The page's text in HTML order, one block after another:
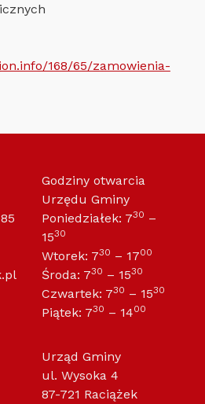
168/65/zamowienia-
Godziny otwarcia
Urzędu Gminy
Poniedziałek: 730 –
1530
Wtorek: 730 – 1700
Środa: 730 – 1530
Czwartek: 730 – 1530
Piątek: 730 – 1400
Urząd Gminy
ul. Wysoka 4
87-721 Raciążek